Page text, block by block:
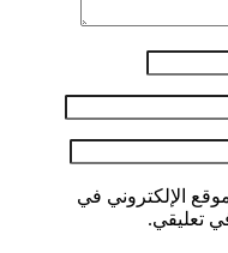
الإلكتروني في
تعليقي.